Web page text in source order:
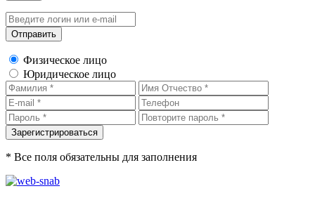
Физическое лицо
Юридическое лицо
* Все поля обязательны для заполнения